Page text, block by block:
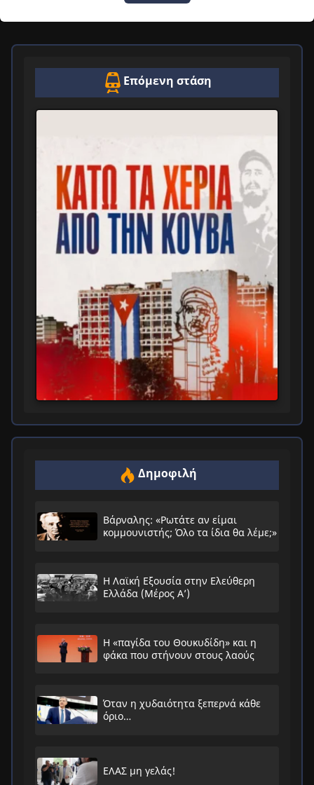
Επόμενη στάση
Δημοφιλή
Βάρναλης: «Ρωτάτε αν είμαι
κομμουνιστής; Όλο τα ίδια θα λέμε;»
Η Λαϊκή Εξουσία στην Ελεύθερη
Ελλάδα (Μέρος Α’)
Η «παγίδα του Θουκυδίδη» και η
φάκα που στήνουν στους λαούς
Όταν η χυδαιότητα ξεπερνά κάθε
όριο…
ΕΛΑΣ μη γελάς!